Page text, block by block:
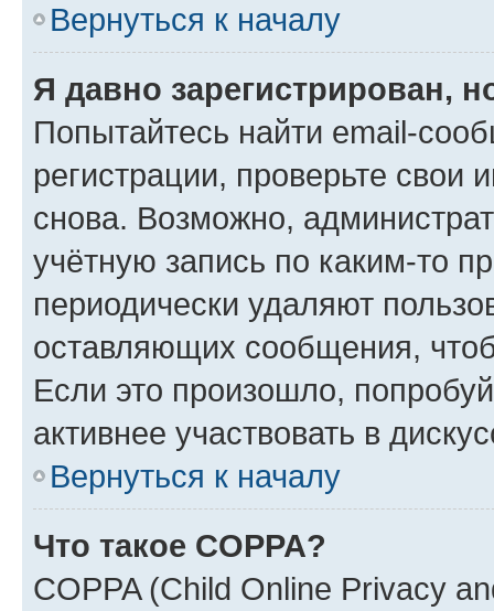
Вернуться к началу
Я давно зарегистрирован,
Попытайтесь найти email-
регистрации, проверьте свои
снова. Возможно,
учётную запись по каким-то
периодически удаляют
оставляющих сообщения,
Если это произошло,
активнее участвовать в
Вернуться к началу
Что такое COPPA?
COPPA (Child Online Privacy